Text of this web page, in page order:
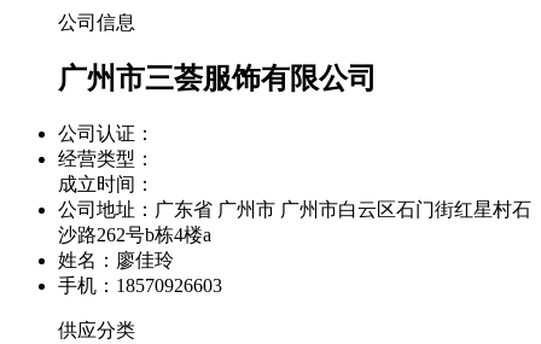
公司信息
广州市三荟服饰有限公司
公司认证：
经营类型：
成立时间：
公司地址： 广东省 广州市 广州市白云区石门街红星村石
沙路262号b栋4楼a
姓名：廖佳玲
手机：18570926603
供应分类